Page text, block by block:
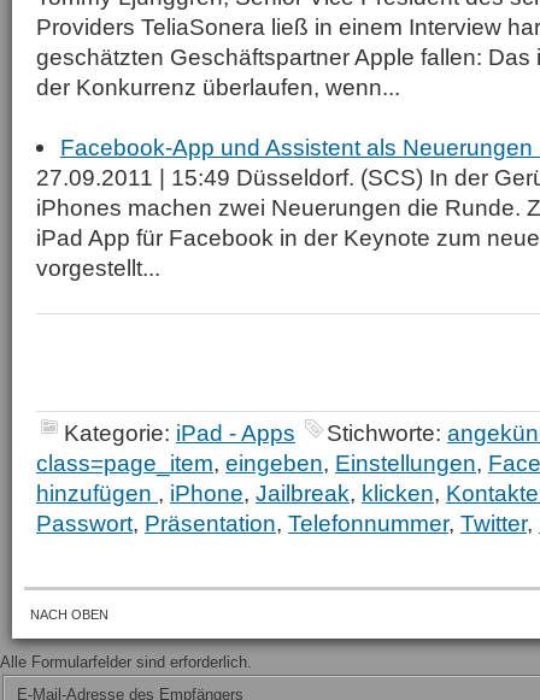
Providers TeliaSonera ließ in einem Interview
geschätzten Geschäftspartner Apple fallen: Das
der Konkurrenz überlaufen, wenn...
Facebook-App und Assistent als Neuerungen
27.09.2011 | 15:49 Düsseldorf. (SCS) In der
iPhones machen zwei Neuerungen die Runde.
iPad App für Facebook in der Keynote zum
vorgestellt...
Kategorie: iPad - Apps Stichworte:
class=page_item, eingeben, Einstellungen,
hinzufügen , iPhone, Jailbreak, klicken,
Passwort, Präsentation, Telefonnummer, Twitter,
NACH OBEN
Alle Formularfelder sind erforderlich.
E-Mail-Adresse des Empfängers